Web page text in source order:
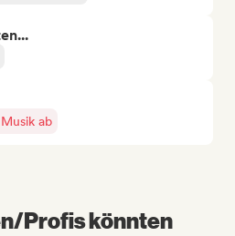
ab
Profis könnten